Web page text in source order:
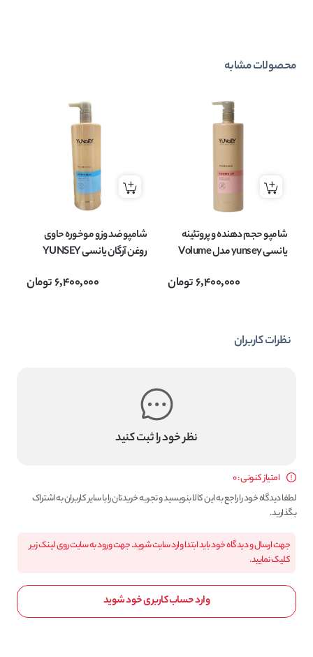
محصولات مشابه
شامپو حجم دهنده و پروتئینه
یانسی yunsey مدل Volume
6,400,000تومان
شامپو ضد وز و موخوره حاوی
روغن آرگان یانسی YUNSEY
6,400,000تومان
نظرات کاربران
نظر خود را ثبت کنید
امتیاز کنونی : 0
لطفا دیدگاه خود را راجع به این کالا بنویسید و تجربه خریدتان را با سایر کاربران به اشتراک
بگذارید.
جهت ارسال و دیدگاه خود باید ابتدا وارد سایت شوید. جهت ورود به سایت روی لینک زیر
کلیک نمایید.
وارد حساب کاربری خود شوید